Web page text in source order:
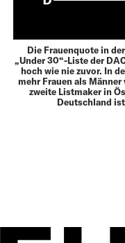
Die Frauenquote in
„Under 30“-Liste der
hoch wie nie zuvor. In
mehr Frauen als
zweite Listmaker in
Deutschland